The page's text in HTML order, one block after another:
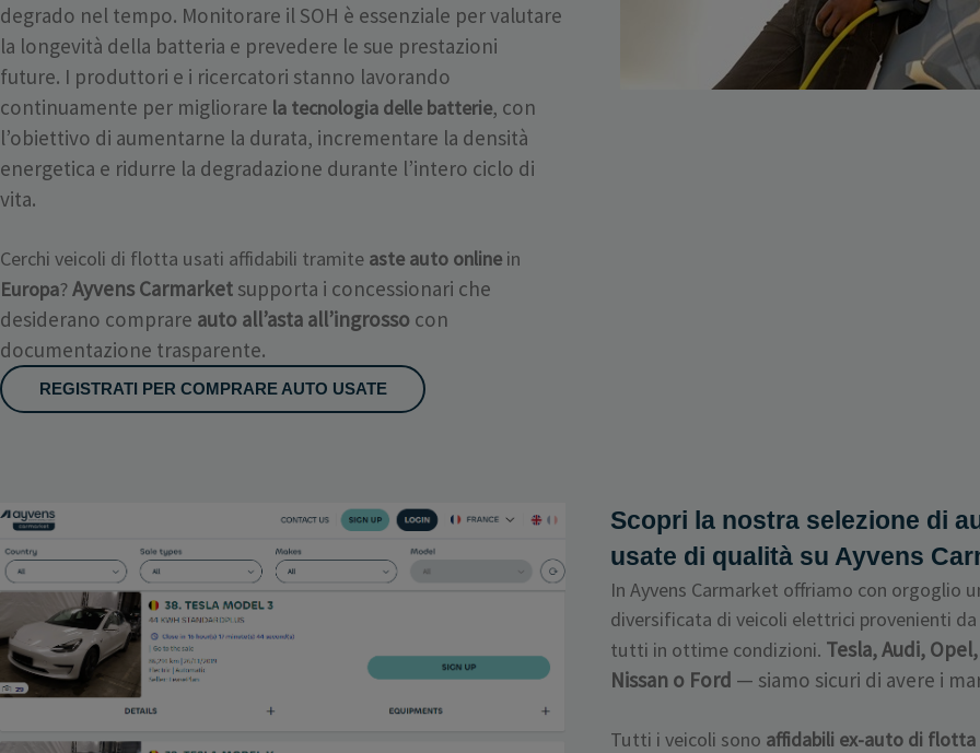
degrado nel tempo. Monitorare il SOH è essenziale per valutare
la longevità della batteria e prevedere le sue prestazioni
future. I produttori e i ricercatori stanno lavorando
continuamente per migliorare la tecnologia delle batterie, con
l’obiettivo di aumentarne la durata, incrementare la densità
energetica e ridurre la degradazione durante l’intero ciclo di
vita.
Cerchi veicoli di flotta usati affidabili tramite aste auto online in
Europa?Ayvens Carmarket supporta i concessionari che
desiderano comprare auto all’asta all’ingrosso con
documentazione trasparente.
REGISTRATI PER COMPRARE AUTO USATE
Scopri la nostra selezione di
usate di qualità su Ayvens
In Ayvens Carmarket offriamo con orgoglio
diversificata di veicoli elettrici provenienti
tutti in ottime condizioni. Tesla, Audi,
Nissan o Ford — siamo sicuri di avere i
Tutti i veicoli sono affidabili ex-auto di flotta